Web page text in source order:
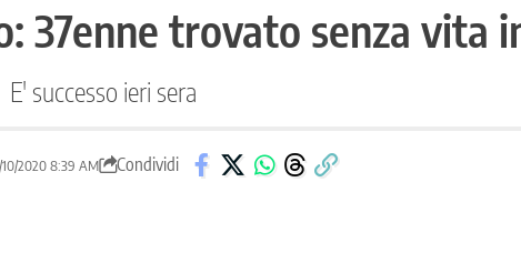
37enne trovato senza vita
E' successo ieri sera
2020 8:39 AM Condividi